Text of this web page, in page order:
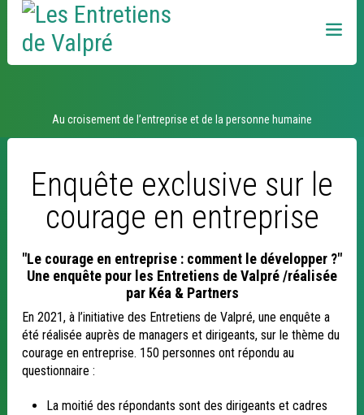
navigation
personnels
Au croisement de l’entreprise et de la personne humaine
Idées et débats
Enquête exclusive sur le
courage en entreprise
"Le courage en entreprise : comment le développer ?"
Une enquête pour les Entretiens de Valpré /réalisée
par Kéa & Partners
En 2021, à l’initiative des Entretiens de Valpré, une enquête a
été réalisée auprès de managers et dirigeants, sur le thème du
courage en entreprise. 150 personnes ont répondu au
questionnaire :
La moitié des répondants sont des dirigeants et cadres